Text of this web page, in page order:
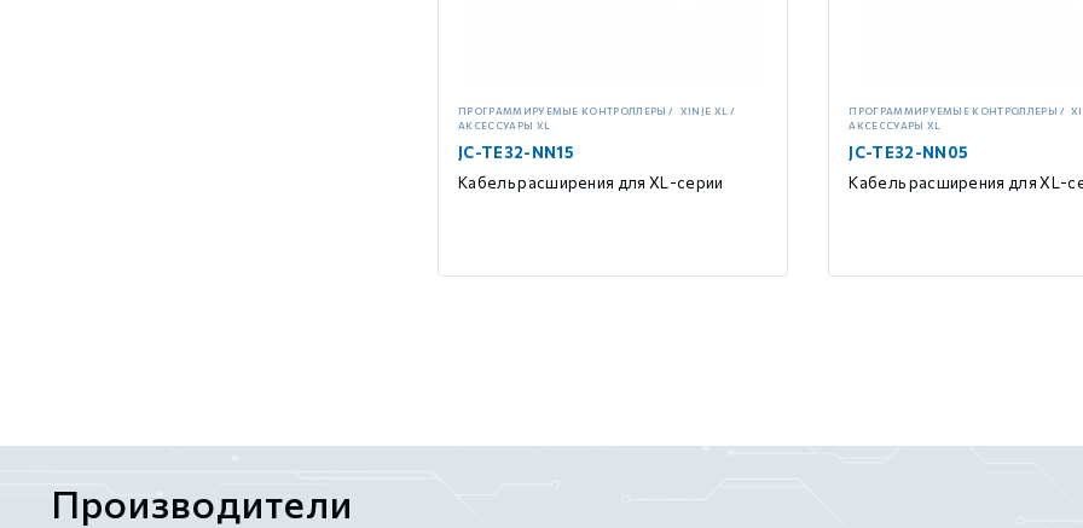
ПРОГРАММИРУЕМЫЕ КОНТРОЛЛЕРЫ
XINJE XL
АКСЕССУАРЫ XL
JC-TE32-NN15
Кабель расширения для XL-серии
ПРОГРАММИРУЕМЫЕ КОНТРОЛЛЕРЫ
АКСЕССУАРЫ XL
JC-TE32-NN05
Кабель расширения для XL-
Производители